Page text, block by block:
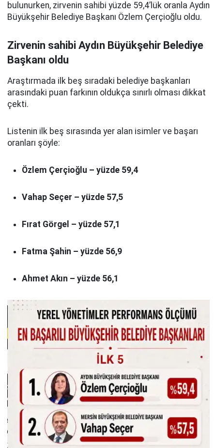
bulunurken, zirvenin sahibi yüzde 59,4’lük oranla Aydın
Büyükşehir Belediye Başkanı Özlem Çerçioğlu oldu.
Zirvenin sahibi Aydın Büyükşehir Belediye
Başkanı oldu
Araştırmada ilk beş sıradaki belediye başkanları
arasındaki puan farkının oldukça sınırlı olması dikkat
çekti.
Listenin ilk beş sırasında yer alan isimler ve başarı
oranları şöyle:
Özlem Çerçioğlu – yüzde 59,4
Vahap Seçer – yüzde 57,5
Fırat Görgel – yüzde 57,1
Fatma Şahin – yüzde 56,9
Ahmet Akın – yüzde 56,1